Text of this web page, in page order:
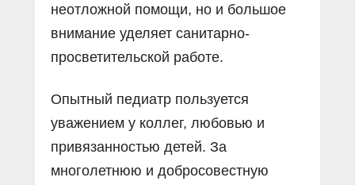
неотложной помощи, но и большое
внимание уделяет санитарно-
просветительской работе.
Опытный педиатр пользуется
уважением у коллег, любовью и
привязанностью детей. За
многолетнюю и добросовестную